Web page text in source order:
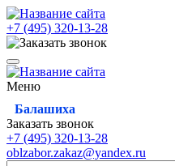
+7 (495) 320-13-28
Меню
Балашиха
Заказать звонок
+7 (495) 320-13-28
oblzabor.zakaz@yandex.ru